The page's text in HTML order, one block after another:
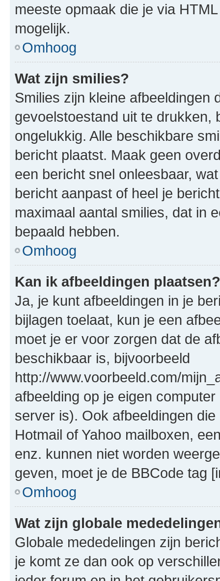
meeste opmaak die je via
mogelijk.
Omhoog
Wat zijn smilies?
Smilies zijn kleine afbeeldingen
gevoelstoestand uit te drukken,
ongelukkig. Alle beschikbare
bericht plaatst. Maak geen
een bericht snel onleesbaar,
bericht aanpast of heel je
maximaal aantal smilies, dat in
bepaald hebben.
Omhoog
Kan ik afbeeldingen plaatsen?
Ja, je kunt afbeeldingen in je
bijlagen toelaat, kun je een
moet je er voor zorgen dat de
beschikbaar is, bijvoorbeeld
http://www.voorbeeld.com/
afbeelding op je eigen
server is). Ook afbeeldingen
Hotmail of Yahoo mailboxen,
enz. kunnen niet worden
geven, moet je de BBCode tag
Omhoog
Wat zijn globale
Globale mededelingen zijn
je komt ze dan ook op